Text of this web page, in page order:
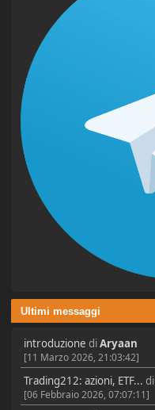
Ultimi messaggi
introduzione diAryaan
[11 Marzo 2026, 21:03:42]
Trading212: azioni, ETF... di
[06 Febbraio 2026, 07:07:11]